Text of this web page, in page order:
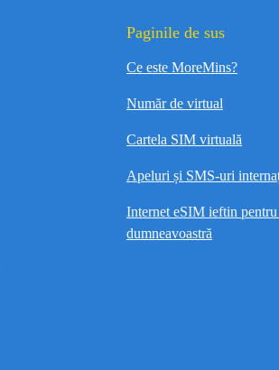
Paginile de sus
Ce este MoreMins?
Număr de virtual
Cartela SIM virtuală
Apeluri și SMS-uri
Internet eSIM ieftin
dumneavoastră